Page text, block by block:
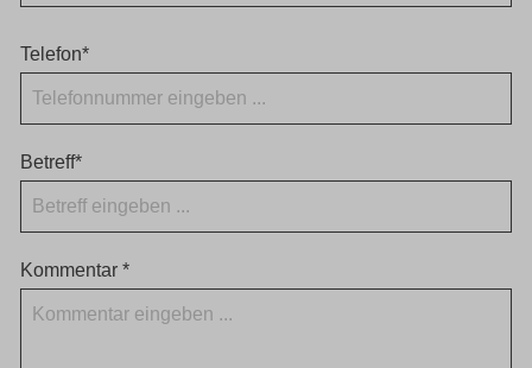
Telefon*
Betreff*
Kommentar *